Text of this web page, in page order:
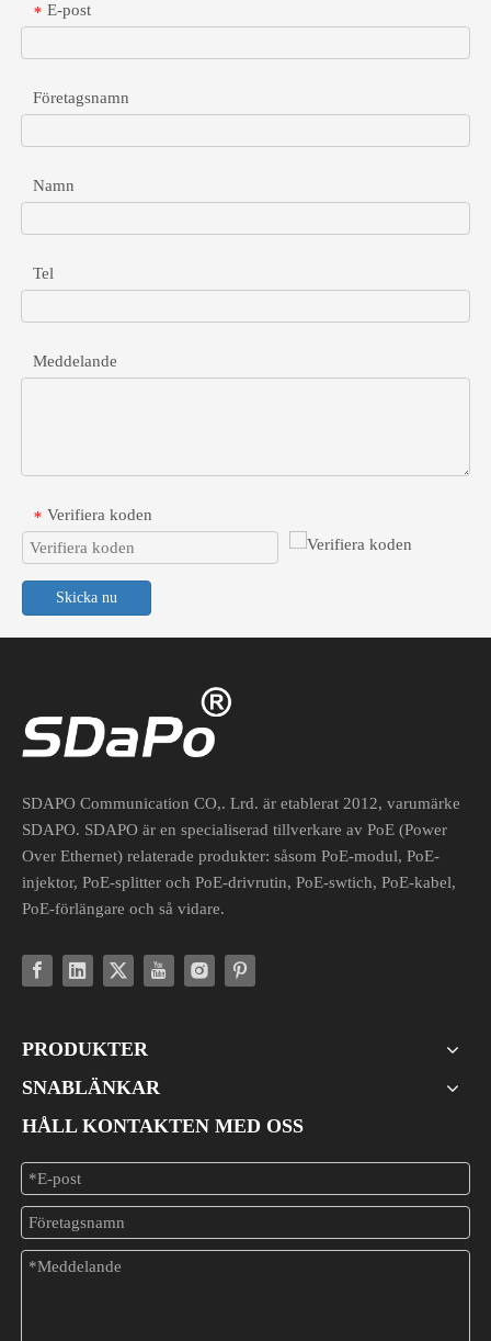
Anslut 24V passiva enheter på ett säkert sätt till 48V aktiva
Integrera äldre icke-PoE-enheter på ett säkert sätt i ditt PoE-
* E-post
Företagsnamn
Namn
Tel
Meddelande
* Verifiera koden
Skicka nu
SDAPO Communication CO,. Lrd. är etablerat 2012, varumärke
SDAPO. SDAPO är en specialiserad tillverkare av PoE (Power
Over Ethernet) relaterade produkter: såsom PoE-modul, PoE-
injektor, PoE-splitter och PoE-drivrutin, PoE-swtich, PoE-kabel,
PoE-förlängare och så vidare.
PRODUKTER
SNABLÄNKAR
HÅLL KONTAKTEN MED OSS